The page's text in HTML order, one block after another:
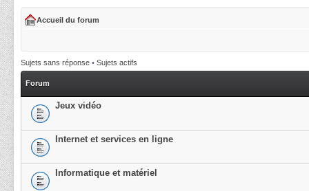
Accueil du forum
Sujets sans réponse • Sujets actifs
Forum
Jeux vidéo
Internet et services en ligne
Informatique et matériel